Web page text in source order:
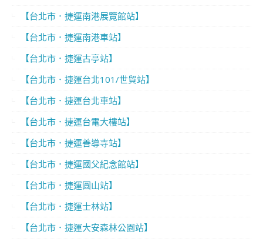
【台北市．捷運南港展覽館站】
【台北市．捷運南港車站】
【台北市．捷運古亭站】
【台北市．捷運台北101/世貿站】
【台北市．捷運台北車站】
【台北市．捷運台電大樓站】
【台北市．捷運善導寺站】
【台北市．捷運國父紀念館站】
【台北市．捷運圓山站】
【台北市．捷運士林站】
【台北市．捷運大安森林公園站】